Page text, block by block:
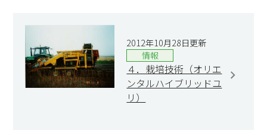
2012年10月28日更新
情報
４．栽培技術（オリエ
ンタルハイブリッドユ
リ）